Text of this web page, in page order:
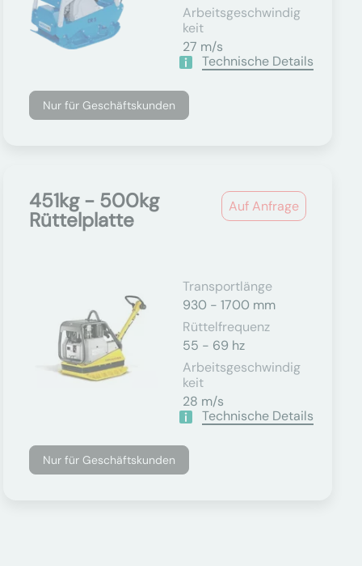
Arbeitsgeschwindig
Keit
27 m/s
Technische Details
Nur für Geschäftskunden
Auf Anfrage
451kg - 500kg
Rüttelplatte
Transportlänge
930 - 1700 mm
Rüttelfrequenz
55 - 69 hz
Arbeitsgeschwindig
Keit
28 m/s
Technische Details
Nur für Geschäftskunden